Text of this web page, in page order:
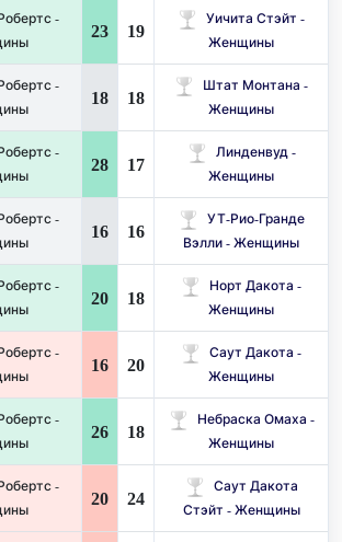
-
23 19
Уичита Стэйт -
Женщины
-
18 18
Штат Монтана -
Женщины
-
28 17
Линденвуд -
Женщины
-
16 16
УТ-Рио-Гранде
Вэлли - Женщины
-
20 18
Норт Дакота -
Женщины
-
16 20
Саут Дакота -
Женщины
-
26 18
Небраска Омаха -
Женщины
-
20 24
Саут Дакота
Стэйт - Женщины